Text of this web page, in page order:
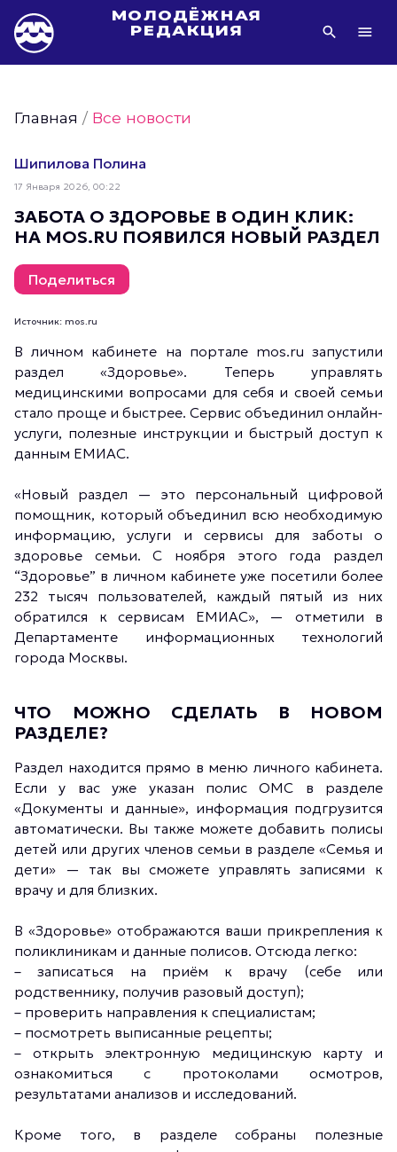
МОЛОДЁЖНАЯ
РЕДАКЦИЯ
Фото Молодёжи Москвы
Фотогалереи Молодёжи Москвы
Статьи Молодёжи Москвы
Молодёжь Москвы культурная
Молодёжь Москвы спортивная
Молодёжь Москвы в движении
Молодёжь Москвы профессиональная
Молодёжь Москвы туристическая
Все новости
Главная /Все новости
Шипилова Полина
17 Января 2026, 00:22
ЗАБОТА О ЗДОРОВЬЕ В ОДИН КЛИК:
НА MOS.RU ПОЯВИЛСЯ НОВЫЙ РАЗДЕЛ
Поделиться
Источник: mos.ru
В личном кабинете на портале mos.ru запустили
раздел «Здоровье». Теперь управлять
медицинскими вопросами для себя и своей семьи
стало проще и быстрее. Сервис объединил онлайн-
услуги, полезные инструкции и быстрый доступ к
данным ЕМИАС.
«Новый раздел — это персональный цифровой
помощник, который объединил всю необходимую
информацию, услуги и сервисы для заботы о
здоровье семьи. С ноября этого года раздел
“Здоровье” в личном кабинете уже посетили более
232 тысяч пользователей, каждый пятый из них
обратился к сервисам ЕМИАС», — отметили в
Департаменте информационных технологий
города Москвы.
ЧТО МОЖНО СДЕЛАТЬ В НОВОМ
РАЗДЕЛЕ?
Раздел находится прямо в меню личного кабинета.
Если у вас уже указан полис ОМС в разделе
«Документы и данные», информация подгрузится
автоматически. Вы также можете добавить полисы
детей или других членов семьи в разделе «Семья и
дети» — так вы сможете управлять записями к
врачу и для близких.
В «Здоровье» отображаются ваши прикрепления к
поликлиникам и данные полисов. Отсюда легко:
– записаться на приём к врачу (себе или
родственнику, получив разовый доступ);
– проверить направления к специалистам;
– посмотреть выписанные рецепты;
– открыть электронную медицинскую карту и
ознакомиться с протоколами осмотров,
результатами анализов и исследований.
Кроме того, в разделе собраны полезные